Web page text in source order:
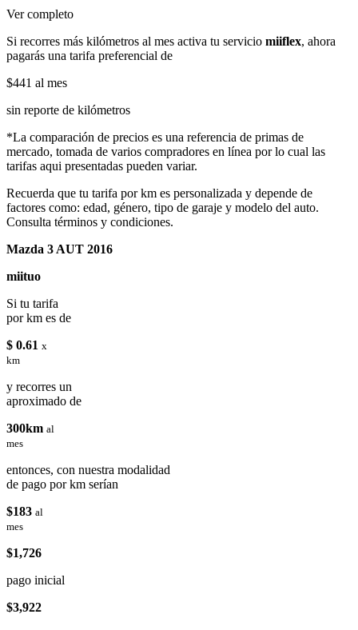
Ver completo
Si recorres más kilómetros al mes activa tu servicio miiflex, ahora
pagarás una tarifa preferencial de
$441 al mes
sin reporte de kilómetros
*La comparación de precios es una referencia de primas de
mercado, tomada de varios compradores en línea por lo cual las
tarifas aqui presentadas pueden variar.
Recuerda que tu tarifa por km es personalizada y depende de
factores como: edad, género, tipo de garaje y modelo del auto.
Consulta términos y condiciones.
Mazda 3 AUT 2016
miituo
Si tu tarifa
por km es de
$ 0.61 x
km
y recorres un
aproximado de
300km al
mes
entonces, con nuestra modalidad
de pago por km serían
$183 al
mes
$1,726
pago inicial
$3,922